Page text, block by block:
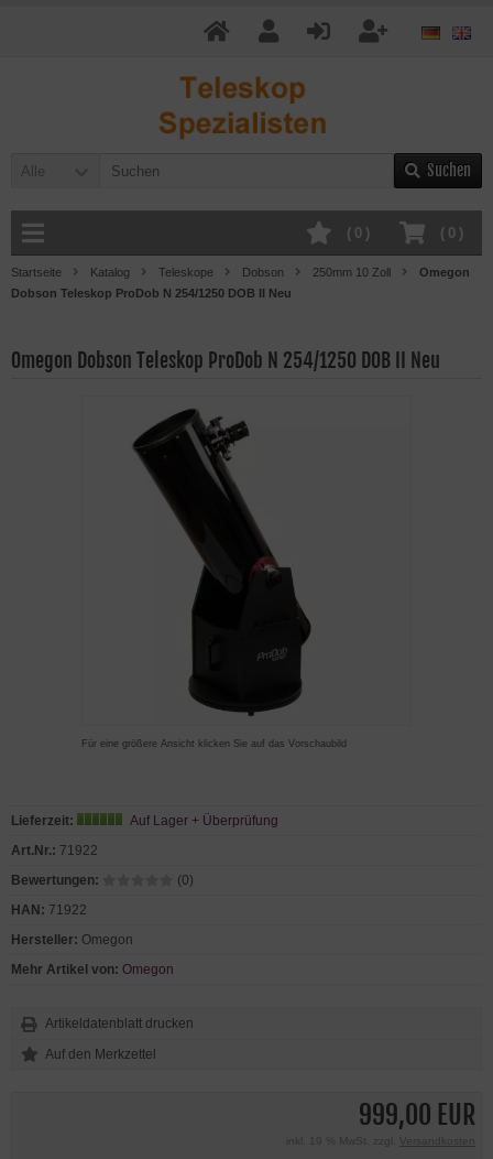
Alle Suchen
( 0 )
( 0 )
Startseite Katalog Teleskope Dobson 250mm 10 Zoll
Omegon
Dobson Teleskop ProDob N 254/1250 DOB II Neu
Omegon Dobson Teleskop ProDob N 254/1250 DOB II Neu
Für eine größere Ansicht klicken Sie auf das Vorschaubild
999,00 EUR
inkl. 19 % MwSt. zzgl. Versandkosten
Lieferzeit:
Auf Lager + Überprüfung
Art.Nr.: 71922
Bewertungen:
(0)
HAN: 71922
Hersteller: Omegon
Mehr Artikel von: Omegon
Artikeldatenblatt drucken